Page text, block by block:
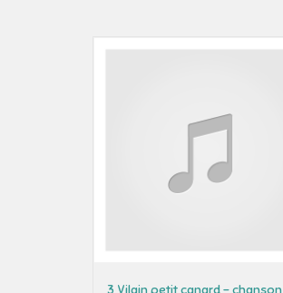
3 Vilain petit canard – chanson